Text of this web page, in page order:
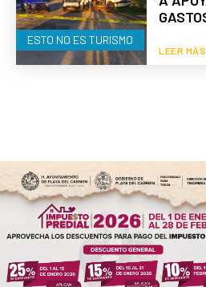
ESTO NO ES TURISMO
LEER MÁS